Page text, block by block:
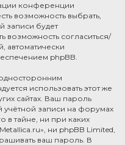
конференции
возможность выбрать,
записи будет
возможность согласиться/
автоматически
phpBB.
использовать этот же
сайтах. Ваш пароль
учётной записи на форумах
в тайне, ни при каких
ни phpBB Limited,
ваш пароль. В